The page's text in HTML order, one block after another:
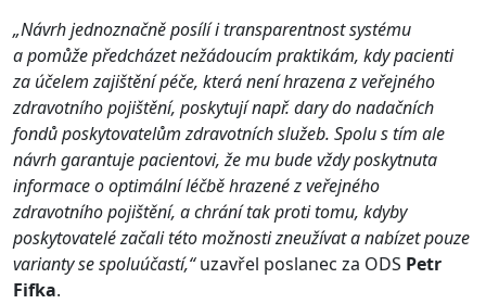
„Návrh jednoznačně posílí i transparentnost systému
a pomůže předcházet nežádoucím praktikám, kdy pacienti
za účelem zajištění péče, která není hrazena z veřejného
zdravotního pojištění, poskytují např. dary do nadačních
fondů poskytovatelům zdravotních služeb. Spolu s tím ale
návrh garantuje pacientovi, že mu bude vždy poskytnuta
informace o optimální léčbě hrazené z veřejného
zdravotního pojištění, a chrání tak proti tomu, kdyby
poskytovatelé začali této možnosti zneužívat a nabízet pouze
varianty se spoluúčastí,“uzavřel poslanec za ODS Petr
Fifka.